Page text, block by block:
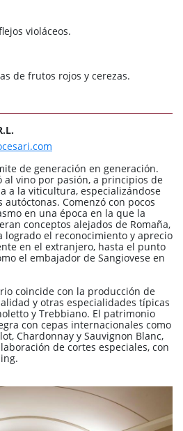
violáceos.
de frutos rojos y cerezas.
de generación en generación.
al vino por pasión, a principios de
a la viticultura, especializándose
Comenzó con pocos
en una época en la que la
conceptos alejados de Romaña,
logrado el reconocimiento y aprecio
en el extranjero, hasta el punto
el embajador de Sangiovese en
coincide con la producción de
y otras especialidades típicas
y Trebbiano. El patrimonio
con cepas internacionales como
Chardonnay y Sauvignon Blanc,
de cortes especiales, con